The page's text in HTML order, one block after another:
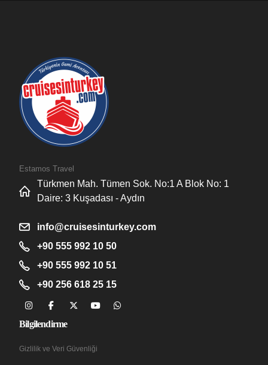
Estamos Travel
Türkmen Mah. Tümen Sok. No:1 A Blok No: 1
Daire: 3 Kuşadası - Aydın
info@cruisesinturkey.com
+90 555 992 10 50
+90 555 992 10 51
+90 256 618 25 15
Bilgilendirme
Gizlilik ve Veri Güvenliği